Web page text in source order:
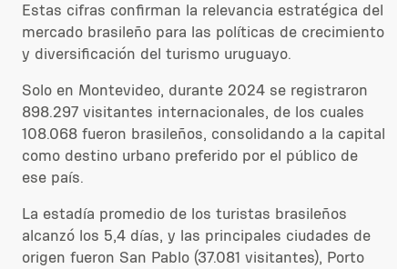
Estas cifras confirman la relevancia estratégica del
mercado brasileño para las políticas de crecimiento
y diversificación del turismo uruguayo.
Solo en Montevideo, durante 2024 se registraron
898.297 visitantes internacionales, de los cuales
108.068 fueron brasileños, consolidando a la capital
como destino urbano preferido por el público de
ese país.
La estadía promedio de los turistas brasileños
alcanzó los 5,4 días, y las principales ciudades de
origen fueron San Pablo (37.081 visitantes), Porto